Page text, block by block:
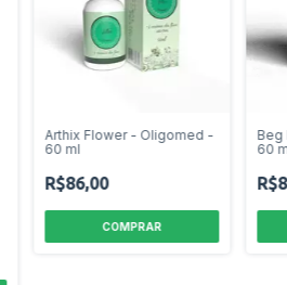
Arthix Flower - Oligomed -
60 ml
R$86,00
Beg
60